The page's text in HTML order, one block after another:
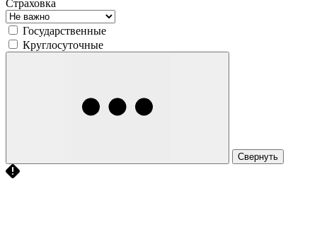
Страховка
Государственные
Круглосуточные
Свернуть